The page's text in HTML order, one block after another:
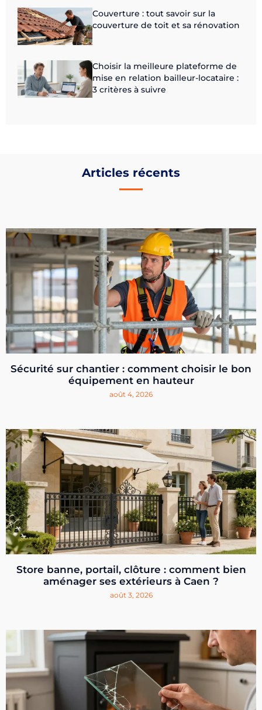
Couverture : tout savoir sur la
couverture de toit et sa rénovation
Choisir la meilleure plateforme de
mise en relation bailleur-locataire :
3 critères à suivre
Articles récents
Sécurité sur chantier : comment choisir le bon
équipement en hauteur
août 4, 2026
Store banne, portail, clôture : comment bien
aménager ses extérieurs à Caen ?
août 3, 2026